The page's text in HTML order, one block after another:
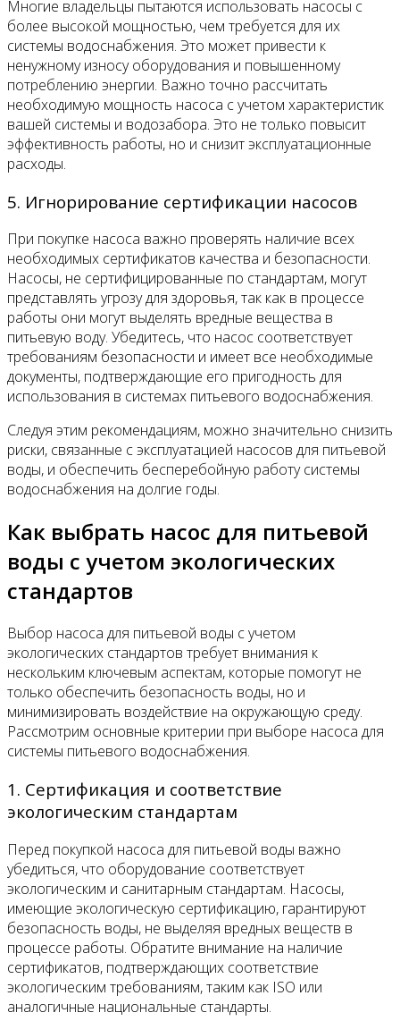
Многие владельцы пытаются использовать насосы с
более высокой мощностью, чем требуется для их
системы водоснабжения. Это может привести к
ненужному износу оборудования и повышенному
потреблению энергии. Важно точно рассчитать
необходимую мощность насоса с учетом характеристик
вашей системы и водозабора. Это не только повысит
эффективность работы, но и снизит эксплуатационные
расходы.
5. Игнорирование сертификации насосов
При покупке насоса важно проверять наличие всех
необходимых сертификатов качества и безопасности.
Насосы, не сертифицированные по стандартам, могут
представлять угрозу для здоровья, так как в процессе
работы они могут выделять вредные вещества в
питьевую воду. Убедитесь, что насос соответствует
требованиям безопасности и имеет все необходимые
документы, подтверждающие его пригодность для
использования в системах питьевого водоснабжения.
Следуя этим рекомендациям, можно значительно снизить
риски, связанные с эксплуатацией насосов для питьевой
воды, и обеспечить бесперебойную работу системы
водоснабжения на долгие годы.
Как выбрать насос для питьевой
воды с учетом экологических
стандартов
Выбор насоса для питьевой воды с учетом
экологических стандартов требует внимания к
нескольким ключевым аспектам, которые помогут не
только обеспечить безопасность воды, но и
минимизировать воздействие на окружающую среду.
Рассмотрим основные критерии при выборе насоса для
системы питьевого водоснабжения.
1. Сертификация и соответствие
экологическим стандартам
Перед покупкой насоса для питьевой воды важно
убедиться, что оборудование соответствует
экологическим и санитарным стандартам. Насосы,
имеющие экологическую сертификацию, гарантируют
безопасность воды, не выделяя вредных веществ в
процессе работы. Обратите внимание на наличие
сертификатов, подтверждающих соответствие
экологическим требованиям, таким как ISO или
аналогичные национальные стандарты.